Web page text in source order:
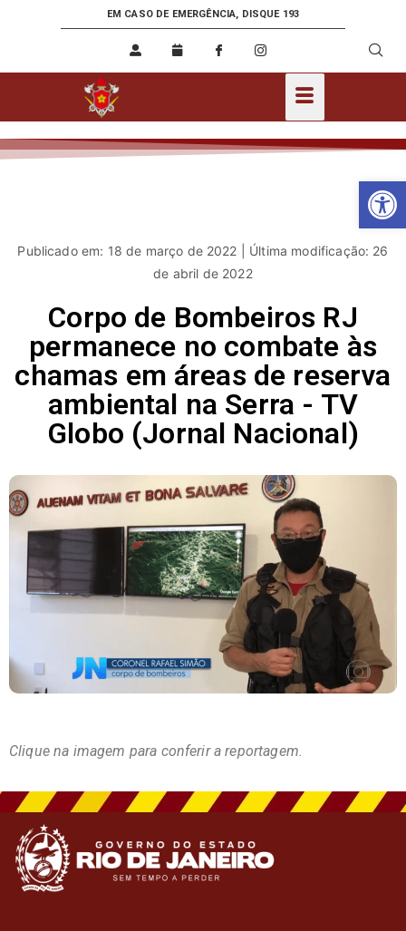
EM CASO DE EMERGÊNCIA, DISQUE 193
Publicado em: 18 de março de 2022 | Última modificação: 26
de abril de 2022
Corpo de Bombeiros RJ
permanece no combate às
chamas em áreas de reserva
ambiental na Serra - TV
Globo (Jornal Nacional)
Clique na imagem para conferir a reportagem.